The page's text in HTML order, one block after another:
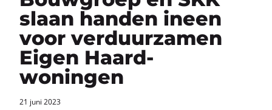
slaan handen ineen
voor verduurzamen
Eigen Haard-
woningen
21 juni 2023